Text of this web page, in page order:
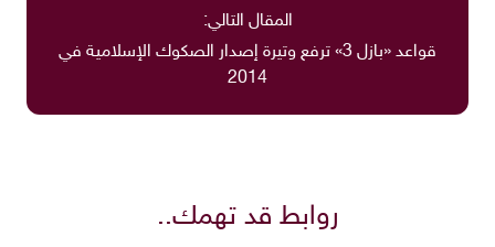
المقال التالي:
قواعد «بازل 3» ترفع وتيرة إصدار الصكوك الإسلامية في
2014
روابط قد تهمك..